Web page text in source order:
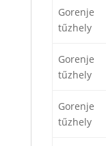
Gorenje
tűzhely
Gorenje
tűzhely
Gorenje
tűzhely